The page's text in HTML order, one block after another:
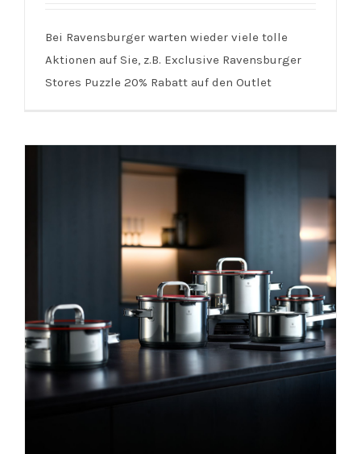
Puzzle
Bei Ravensburger warten wieder viele tolle
Aktionen auf Sie, z.B. Exclusive Ravensburger
Stores Puzzle 20% Rabatt auf den Outlet